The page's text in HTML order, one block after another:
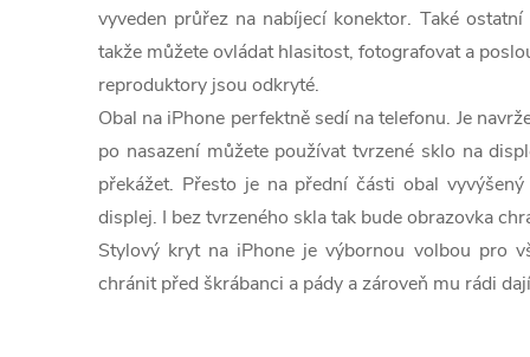
vyveden průřez na nabíjecí konektor. Také
takže můžete ovládat hlasitost, fotografovat a
reproduktory jsou odkryté.
Obal na iPhone perfektně sedí na telefonu. Je
po nasazení můžete používat tvrzené sklo na
překážet. Přesto je na přední části obal
displej. I bez tvrzeného skla tak bude obrazovka
Stylový kryt na iPhone je výbornou volbou pro
chránit před škrábanci a pády a zároveň mu rádi